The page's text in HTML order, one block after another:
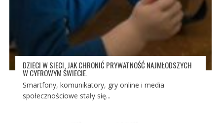
DZIECI W SIECI. JAK CHRONIĆ PRYWATNOŚĆ NAJMŁODSZYCH
W CYFROWYM ŚWIECIE.
Smartfony, komunikatory, gry online i media
społecznościowe stały się...